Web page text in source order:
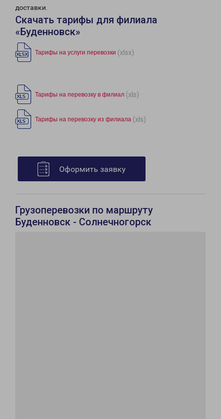
доставки.
Скачать тарифы для филиала
«Буденновск»
Тарифы на услуги перевозки (xlsx)
Тарифы на перевозку в филиал (xls)
Тарифы на перевозку из филиала (xls)
Оформить заявку
Грузоперевозки по маршруту
Буденновск - Солнечногорск